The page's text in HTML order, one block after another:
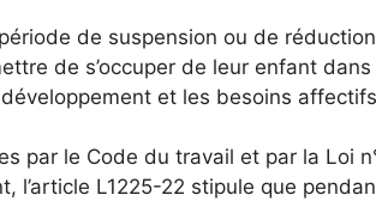
de suspension ou de
de s’occuper de leur enfant
et les besoins
par le Code du travail et par la Loi
l’article L1225-22 stipule que